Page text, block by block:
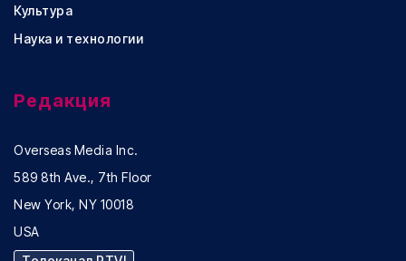
Культура
Наука и технологии
Редакция
Overseas Media Inc.
589 8th Ave., 7th Floor
New York, NY 10018
USA